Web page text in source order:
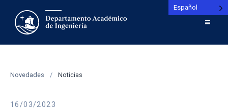
Novedades / Noticias
16/03/2023
Español